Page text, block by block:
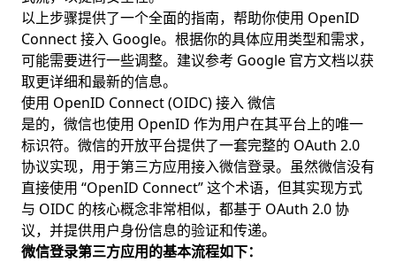
以上步骤提供了一个全面的指南，帮助你使用 OpenID
Connect 接入 Google。根据你的具体应用类型和需求，
可能需要进行一些调整。建议参考 Google 官方文档以获
取更详细和最新的信息。
使用 OpenID Connect (OIDC) 接入 微信
是的，微信也使用 OpenID 作为用户在其平台上的唯一
标识符。微信的开放平台提供了一套完整的 OAuth 2.0
协议实现，用于第三方应用接入微信登录。虽然微信没有
直接使用 “OpenID Connect” 这个术语，但其实现方式
与 OIDC 的核心概念非常相似，都基于 OAuth 2.0 协
议，并提供用户身份信息的验证和传递。
微信登录第三方应用的基本流程如下：